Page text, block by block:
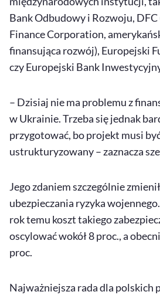
Bank Odbudowy i Rozwoju, DFC
Finance Corporation,
finansująca rozwój), Europejski
czy Europejski Bank
– Dzisiaj nie ma problemu z
w Ukrainie. Trzeba się jednak
przygotować, bo projekt musi
ustrukturyzowany – zaznacza
Jego zdaniem szczególnie
ubezpieczania ryzyka
rok temu koszt takiego
oscylować wokół 8 proc., a
proc.
Najważniejsza rada dla polskich